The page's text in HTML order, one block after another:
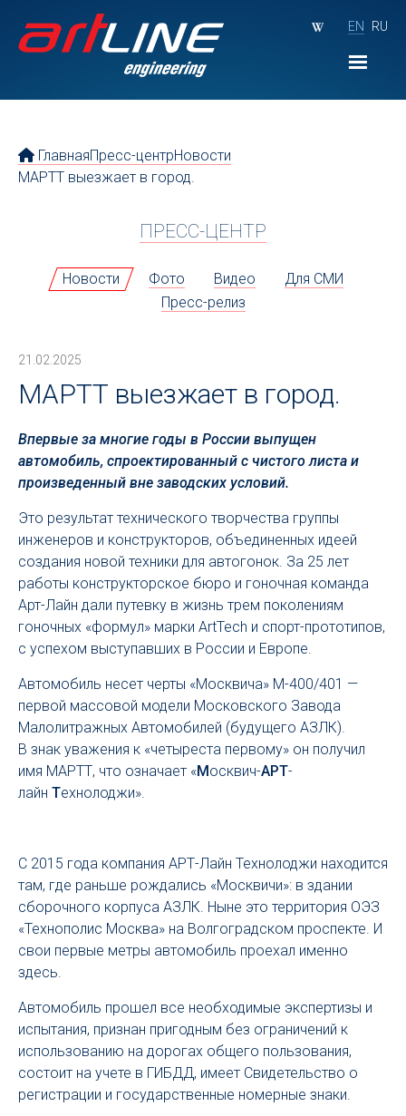
EN RU
ГлавнаяПресс-центрНовости
МАРТТ выезжает в город.
ПРЕСС-ЦЕНТР
Новости Фото Видео
Для СМИ
Пресс-релиз
21.02.2025
МАРТТ выезжает в город.
Впервые за многие годы в России выпущен
автомобиль, спроектированный с чистого листа и
произведенный вне заводских условий.
Это результат технического творчества группы
инженеров и конструкторов, объединенных идеей
создания новой техники для автогонок. За 25 лет
работы конструкторское бюро и гоночная команда
Арт-Лайн дали путевку в жизнь трем поколениям
гоночных «формул» марки ArtTech и спорт-прототипов,
с успехом выступавших в России и Европе.
Автомобиль несет черты «Москвича» М-400/401 —
первой массовой модели Московского Завода
Малолитражных Автомобилей (будущего АЗЛК).
В знак уважения к «четыреста первому» он получил
имя МАРТТ, что означает «Москвич-АРТ-
лайн Технолоджи».
С 2015 года компания АРТ-Лайн Технолоджи находится
там, где раньше рождались «Москвичи»: в здании
сборочного корпуса АЗЛК. Ныне это территория ОЭЗ
«Технополис Москва» на Волгоградском проспекте. И
свои первые метры автомобиль проехал именно
здесь.
Автомобиль прошел все необходимые экспертизы и
испытания, признан пригодным без ограничений к
использованию на дорогах общего пользования,
состоит на учете в ГИБДД, имеет Свидетельство о
регистрации и государственные номерные знаки.